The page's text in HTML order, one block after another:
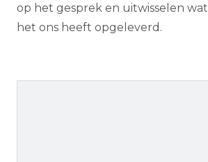
op het gesprek en uitwisselen wat
het ons heeft opgeleverd.